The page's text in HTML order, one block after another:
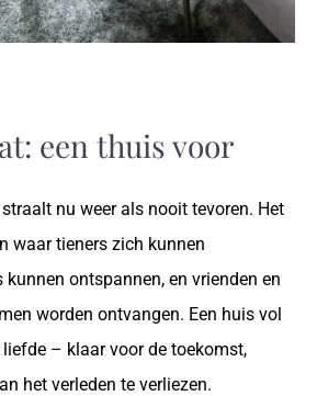
een thuis voor
nu weer als nooit tevoren. Het
waar tieners zich kunnen
kunnen ontspannen, en vrienden en
worden ontvangen. Een huis vol
– klaar voor de toekomst,
het verleden te verliezen.